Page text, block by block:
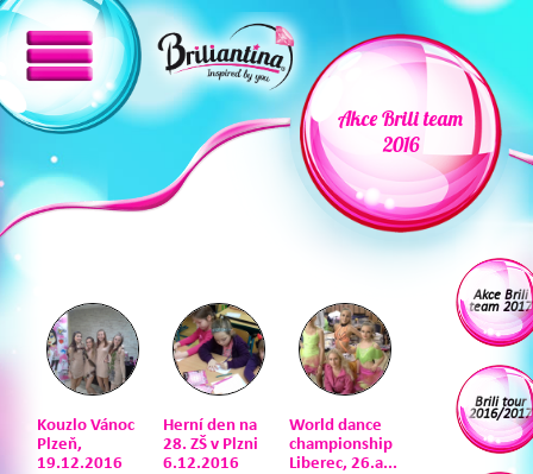
Akce Brili team
2016
Akce Brili
team 2017
Brili tour
2016/2017
Kouzlo Vánoc
Plzeň,
19.12.2016
Herní den na
28. ZŠ v Plzni
6.12.2016
World dance
championship
Liberec, 26.a...